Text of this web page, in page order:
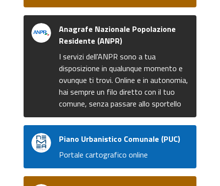
Anagrafe Nazionale Popolazione
Residente (ANPR)
I servizi dell'ANPR sono a tua
disposizione in qualunque momento e
ovunque ti trovi. Online e in autonomia,
hai sempre un filo diretto con il tuo
comune, senza passare allo sportello
Piano Urbanistico Comunale (PUC)
Portale cartografico online